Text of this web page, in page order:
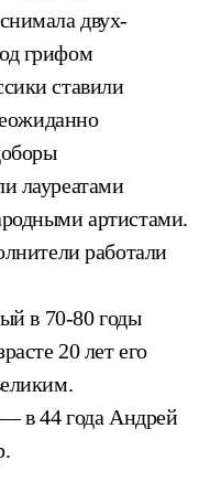
двух-
грифом
ставили
лауреатами
артистами.
работали
в 70-80 годы
20 лет его
в 44 года Андрей